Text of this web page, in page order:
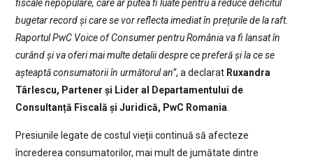
fiscale nepopulare, care ar putea fi luate pentru a reduce deficitul
bugetar record și care se vor reflecta imediat în prețurile de la raft.
Raportul PwC Voice of Consumer pentru România va fi lansat în
curând și va oferi mai multe detalii despre ce preferă și la ce se
așteaptă consumatorii în următorul an”, a declarat Ruxandra
Târlescu, Partener și Lider al Departamentului de
Consultanță Fiscală și Juridică, PwC Romania
Presiunile legate de costul vieții continuă să afecteze
încrederea consumatorilor, mai mult de jumătate dintre